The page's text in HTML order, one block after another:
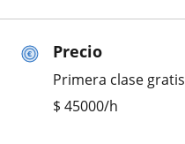
Precio
Primera clase gratis
$ 45000/h